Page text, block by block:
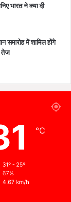
भारत ने क्या दी
समारोह में शामिल होंगे
तेज
℃
31º - 25º
67%
4.67 km/h